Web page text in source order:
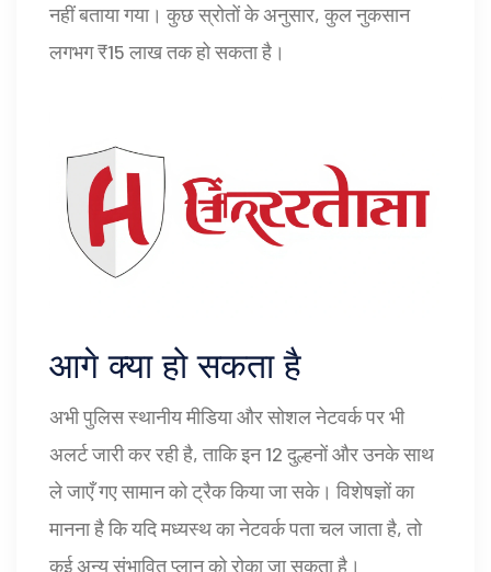
नहीं बताया गया। कुछ स्रोतों के अनुसार, कुल नुकसान
लगभग ₹15 लाख तक हो सकता है।
आगे क्या हो सकता है
अभी पुलिस स्थानीय मीडिया और सोशल नेटवर्क पर भी
अलर्ट जारी कर रही है, ताकि इन 12 दुल्हनों और उनके साथ
ले जाएँ गए सामान को ट्रैक किया जा सके। विशेषज्ञों का
मानना है कि यदि मध्यस्थ का नेटवर्क पता चल जाता है, तो
कई अन्य संभावित प्लान को रोका जा सकता है।